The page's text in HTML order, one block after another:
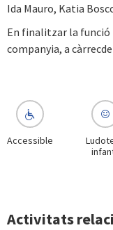
Ida Mauro, Katia
En finalitzar la
companyia, a
Accessible
Activitats